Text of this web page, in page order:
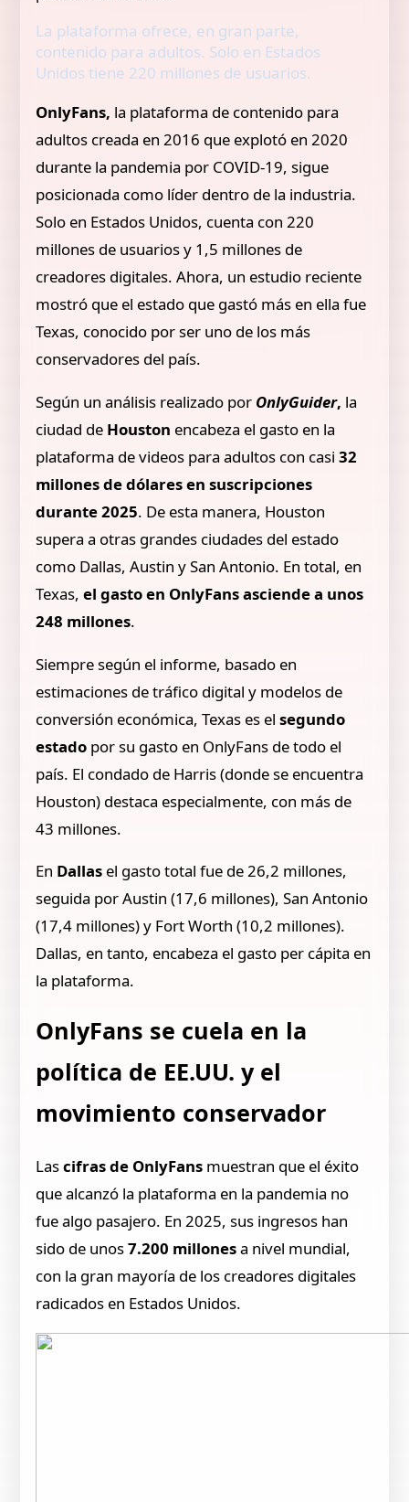
La plataforma ofrece, en gran parte,
contenido para adultos. Solo en Estados
Unidos tiene 220 millones de usuarios.
OnlyFans, la plataforma de contenido para
adultos creada en 2016 que explotó en 2020
durante la pandemia por COVID-19, sigue
posicionada como líder dentro de la industria.
Solo en Estados Unidos, cuenta con 220
millones de usuarios y 1,5 millones de
creadores digitales. Ahora, un estudio reciente
mostró que el estado que gastó más en ella fue
Texas, conocido por ser uno de los más
conservadores del país.
Según un análisis realizado por OnlyGuider, la
ciudad de Houston encabeza el gasto en la
plataforma de videos para adultos con casi32
millones de dólares en suscripciones
durante 2025. De esta manera, Houston
supera a otras grandes ciudades del estado
como Dallas, Austin y San Antonio. En total, en
Texas,el gasto en OnlyFans asciende a unos
248 millones.
Siempre según el informe, basado en
estimaciones de tráfico digital y modelos de
conversión económica, Texas es elsegundo
estado por su gasto en OnlyFans de todo el
país. El condado de Harris (donde se encuentra
Houston) destaca especialmente, con más de
43 millones.
En Dallas el gasto total fue de 26,2 millones,
seguida por Austin (17,6 millones), San Antonio
(17,4 millones) y Fort Worth (10,2 millones).
Dallas, en tanto, encabeza el gasto per cápita en
la plataforma.
OnlyFans se cuela en la
política de EE.UU. y el
movimiento conservador
Lascifras de OnlyFans muestran que el éxito
que alcanzó la plataforma en la pandemia no
fue algo pasajero. En 2025, sus ingresos han
sido de unos7.200 millonesa nivel mundial,
con la gran mayoría de los creadores digitales
radicados en Estados Unidos.